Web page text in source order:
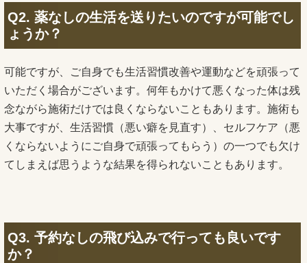
Q2. 薬なしの生活を送りたいのですが可能でし
ょうか？
可能ですが、ご自身でも生活習慣改善や運動などを頑張って
いただく場合がございます。何年もかけて悪くなった体は残
念ながら施術だけでは良くならないこともあります。施術も
大事ですが、生活習慣（悪い癖を見直す）、セルフケア（悪
くならないようにご自身で頑張ってもらう）の一つでも欠け
てしまえば思うような結果を得られないこともあります。
Q3. 予約なしの飛び込みで行っても良いです
か？